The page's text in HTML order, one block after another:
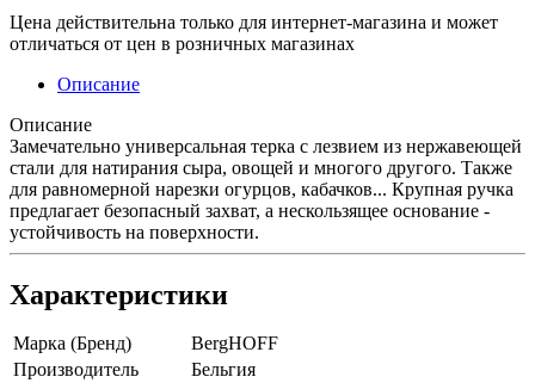
Цена действительна только для интернет-магазина и может
отличаться от цен в розничных магазинах
Описание
Описание
Замечательно универсальная терка с лезвием из нержавеющей
стали для натирания сыра, овощей и многого другого. Также
для равномерной нарезки огурцов, кабачков... Крупная ручка
предлагает безопасный захват, а нескользящее основание -
устойчивость на поверхности.
Характеристики
Марка (Бренд)
BergHOFF
Производитель
Бельгия